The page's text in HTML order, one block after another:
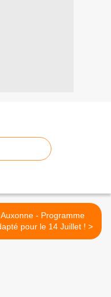
Auxonne - Programme
adapté pour le 14 Juillet ! >